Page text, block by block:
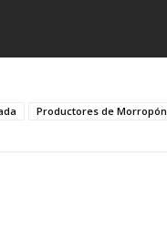
Productores de Morropón